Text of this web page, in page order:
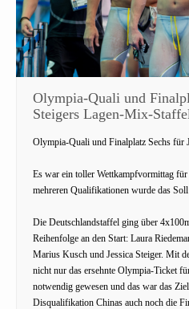
Olympia-Quali und
Steigers Lagen-Mix-
Olympia-Quali und Finalplatz Sechs für
Es war ein toller Wettkampfvormittag
mehreren Qualifikationen wurde das
Die Deutschlandstaffel ging über
Reihenfolge an den Start: Laura
Marius Kusch und Jessica Steiger. Mit
nicht nur das ersehnte Olympia-Ticket
notwendig gewesen und das war das
Disqualifikation Chinas auch noch die